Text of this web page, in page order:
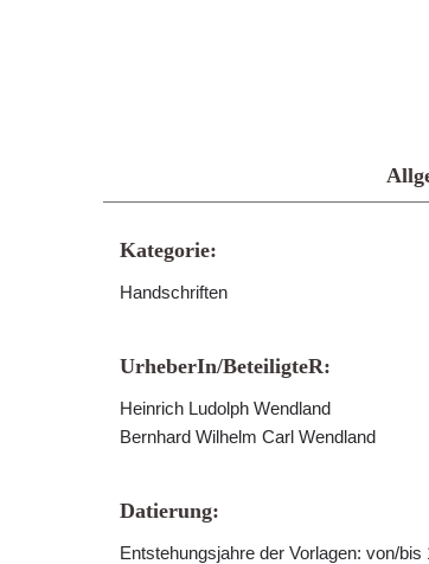
Kategorie:
Handschriften
UrheberIn/BeteiligteR:
Heinrich Ludolph Wendland
Bernhard Wilhelm Carl Wendland
Datierung:
Entstehungsjahre der Vorlagen: von/bis